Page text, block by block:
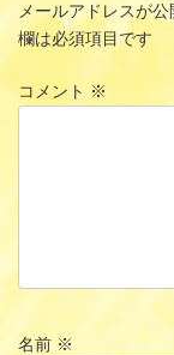
メールアドレスが公
欄は必須項目です
コメント ※
名前 ※